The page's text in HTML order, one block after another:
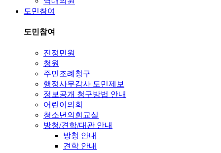
도민참여
도민참여
진정민원
청원
주민조례청구
행정사무감사 도민제보
정보공개 청구방법 안내
어린이의회
청소년의회교실
방청/견학/대관 안내
방청 안내
견학 안내